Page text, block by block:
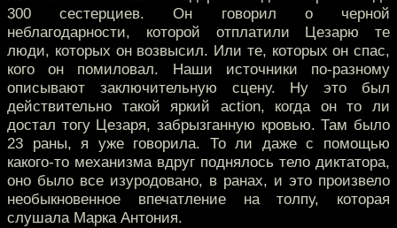
300 сестерциев. Он говорил о черной
неблагодарности, которой отплатили Цезарю те
люди, которых он возвысил. Или те, которых он спас,
кого он помиловал. Наши источники по-разному
описывают заключительную сцену. Ну это был
действительно такой яркий action, когда он то ли
достал тогу Цезаря, забрызганную кровью. Там было
23 раны, я уже говорила. То ли даже с помощью
какого-то механизма вдруг поднялось тело диктатора,
оно было все изуродовано, в ранах, и это произвело
необыкновенное впечатление на толпу, которая
слушала Марка Антония.